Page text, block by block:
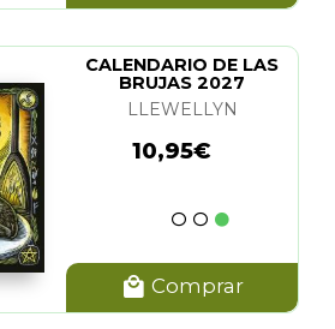
CALENDARIO DE LAS
BRUJAS 2027
LLEWELLYN
10,95€
Comprar